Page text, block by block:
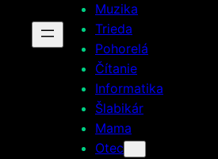
Muzika
Trieda
Pohorelá
Čítanie
Informatika
Šlabikár
Mama
Otec